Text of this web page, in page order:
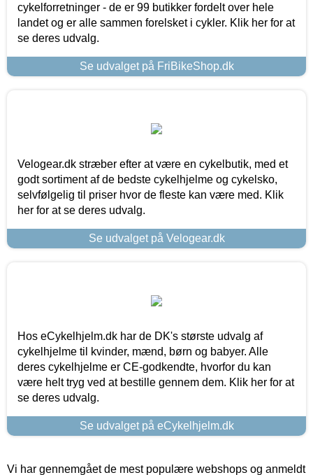
cykelforretninger - de er 99 butikker fordelt over hele
landet og er alle sammen forelsket i cykler. Klik her for at
se deres udvalg.
Se udvalget på FriBikeShop.dk
Velogear.dk stræber efter at være en cykelbutik, med et
godt sortiment af de bedste cykelhjelme og cykelsko,
selvfølgelig til priser hvor de fleste kan være med. Klik
her for at se deres udvalg.
Se udvalget på Velogear.dk
Hos eCykelhjelm.dk har de DK's største udvalg af
cykelhjelme til kvinder, mænd, børn og babyer. Alle
deres cykelhjelme er CE-godkendte, hvorfor du kan
være helt tryg ved at bestille gennem dem. Klik her for at
se deres udvalg.
Se udvalget på eCykelhjelm.dk
Vi har gennemgået de mest populære webshops og anmeldt